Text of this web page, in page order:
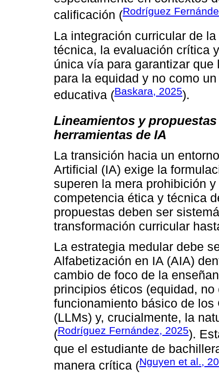
calificación (Rodríguez
La integración curricular de
técnica, la evaluación crítica
única vía para garantizar
para la equidad y no como
educativa (Baskara, 2025).
Lineamientos y
herramientas de IA
La transición hacia un
Artificial (IA) exige la
superen la mera prohibición
competencia ética y técnica
propuestas deben ser
transformación curricular
La estrategia medular debe
Alfabetización en IA (AIA)
cambio de foco de la
principios éticos (equidad,
funcionamiento básico de
(LLMs) y, crucialmente, la
(Rodríguez Fernández, 2025).
que el estudiante de
manera crítica (Nguyen et al.,